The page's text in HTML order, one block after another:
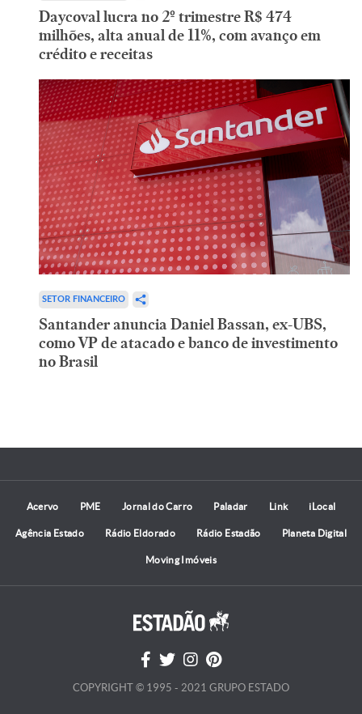
Daycoval lucra no 2º trimestre R$ 474
milhões, alta anual de 11%, com avanço em
crédito e receitas
SETOR FINANCEIRO
Santander anuncia Daniel Bassan, ex-UBS,
como VP de atacado e banco de investimento
no Brasil
Acervo PME Jornal do Carro Paladar Link iLocal
Agência Estado Rádio Eldorado Rádio Estadão Planeta Digital
Moving Imóveis
COPYRIGHT © 1995 - 2021 GRUPO ESTADO